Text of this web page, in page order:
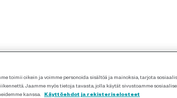
toimii oikein ja voimme personoida sisältöä ja mainoksia, tarjota
Jaamme myös tietoja tavasta, jolla käytät sivustoamme
kanssa.
Käyttöehdot ja rekisteriselosteet